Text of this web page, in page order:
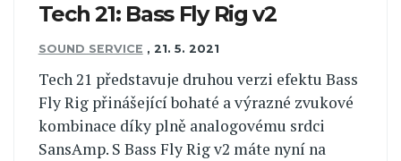
Tech 21: Bass Fly Rig v2
SOUND SERVICE , 21. 5. 2021
Tech 21 představuje druhou verzi efektu Bass
Fly Rig přinášející bohaté a výrazné zvukové
kombinace díky plně analogovému srdci
SansAmp. S Bass Fly Rig v2 máte nyní na